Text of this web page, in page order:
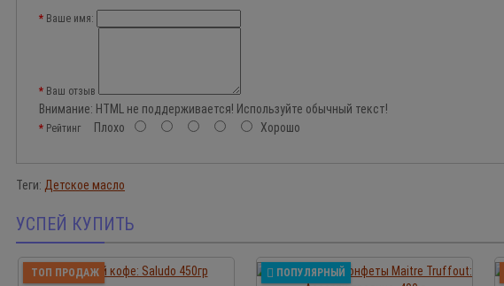
Ваше имя:
Ваш отзыв
Внимание: HTML не поддерживается! Используйте обычный текст!
Рейтинг Плохо Хорошо
Теги: Детское масло
УСПЕЙ КУПИТЬ
ПРОСМОТР
ТОП ПРОДАЖ ПОПУЛЯРНЫЙ